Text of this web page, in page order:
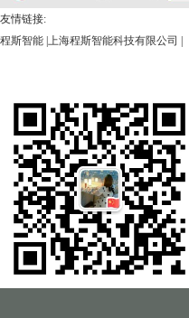
友情链接:
程斯智能 上海程斯智能科技有限公司